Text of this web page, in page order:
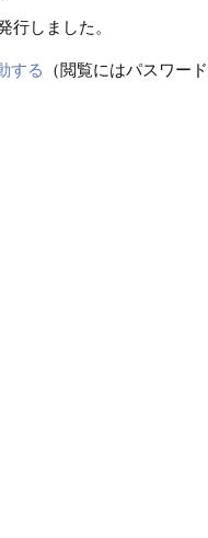
行しました。
する （閲覧にはパスワー